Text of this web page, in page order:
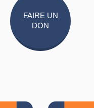
FAIRE UN
DON